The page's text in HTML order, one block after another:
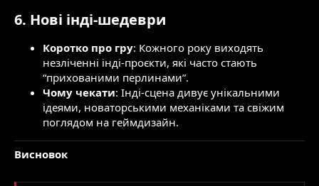
6. Нові інді-шедеври
Коротко про гру: Кожного року виходять
незліченні інді-проєкти, які часто стають
“прихованими перлинами”.
Чому чекати: Інді-сцена дивує унікальними
ідеями, новаторськими механіками та свіжим
поглядом на геймдизайн.
Висновок